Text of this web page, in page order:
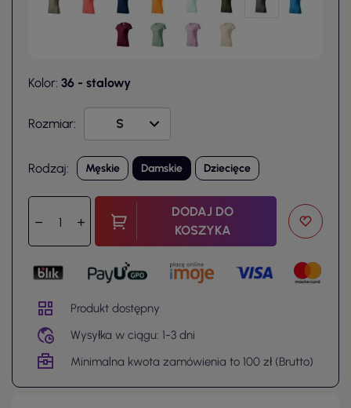
Kolor: 36 - stalowy
Rozmiar:
Rodzaj: Męskie Damskie Dziecięce
DODAJ DO
KOSZYKA
Produkt dostępny
Wysyłka w ciągu: 1-3 dni
Minimalna kwota zamówienia to 100 zł (Brutto)